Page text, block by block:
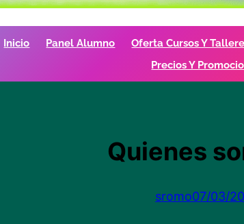
Inicio Panel Alumno Oferta Cursos Y
Precios Y
Quienes
sromo07/03/